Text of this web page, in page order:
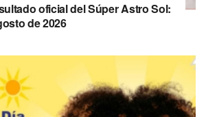
oficial del Súper Astro Sol:
de 2026